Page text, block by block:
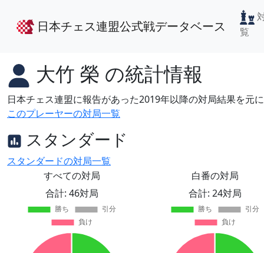
日本チェス連盟公式戦データベース
覧
大竹 榮 の統計情報
日本チェス連盟に報告があった2019年以降の対局結果を元
このプレーヤーの対局一覧
スタンダード
スタンダードの対局一覧
すべての対局
合計: 46対局
白番の対局
合計: 24対局